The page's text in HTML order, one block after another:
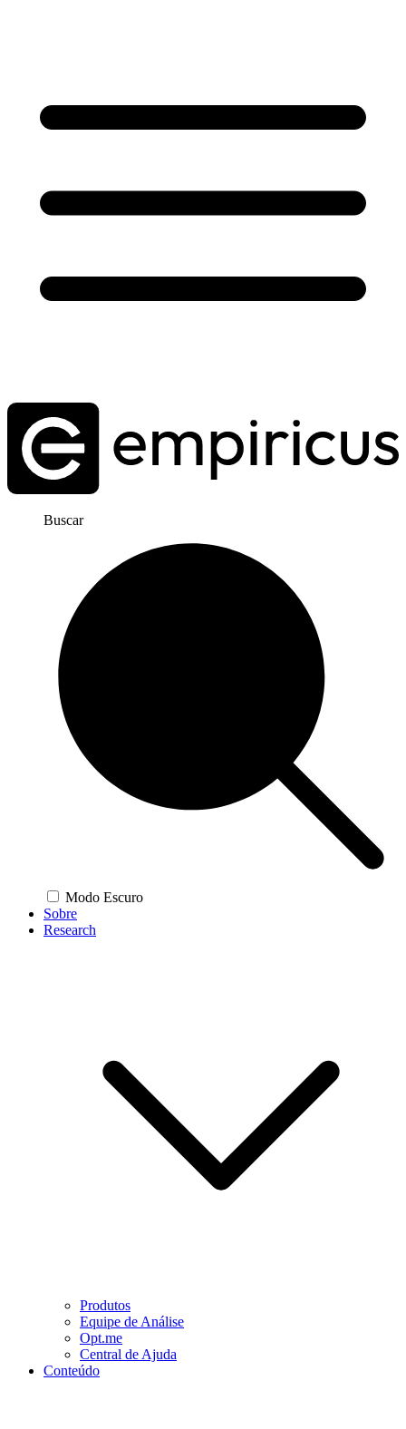
Buscar
Modo Escuro
Sobre
Research
Produtos
Equipe de Análise
Opt.me
Central de Ajuda
Conteúdo